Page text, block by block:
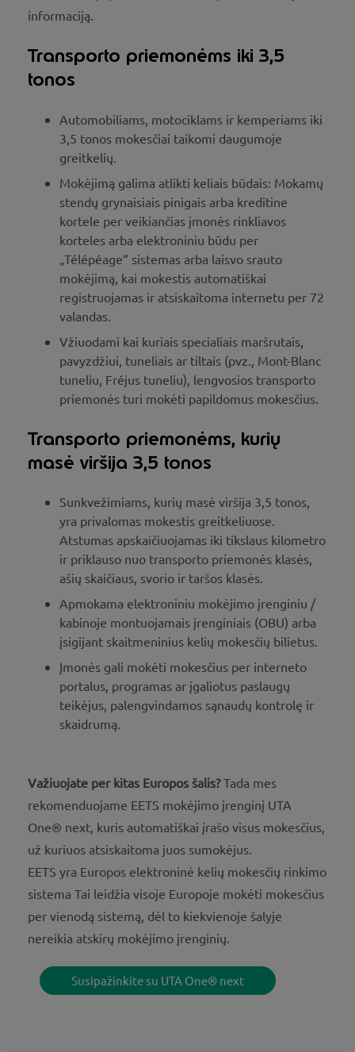
informaciją.
Transporto priemonėms iki 3,5
tonos
Automobiliams, motociklams ir kemperiams iki
3,5 tonos mokesčiai taikomi daugumoje
greitkelių.
Mokėjimą galima atlikti keliais būdais: Mokamų
stendų grynaisiais pinigais arba kreditine
kortele per veikiančias įmonės rinkliavos
korteles arba elektroniniu būdu per
„Télépéage“ sistemas arba laisvo srauto
mokėjimą, kai mokestis automatiškai
registruojamas ir atsiskaitoma internetu per 72
valandas.
Vžiuodami kai kuriais specialiais maršrutais,
pavyzdžiui, tuneliais ar tiltais (pvz., Mont-Blanc
tuneliu, Fréjus tuneliu), lengvosios transporto
priemonės turi mokėti papildomus mokesčius.
Transporto priemonėms, kurių
masė viršija 3,5 tonos
Sunkvežimiams, kurių masė viršija 3,5 tonos,
yra privalomas mokestis greitkeliuose.
Atstumas apskaičiuojamas iki tikslaus kilometro
ir priklauso nuo transporto priemonės klasės,
ašių skaičiaus, svorio ir taršos klasės.
Apmokama elektroniniu mokėjimo įrenginiu /
kabinoje montuojamais įrenginiais (OBU) arba
įsigijant skaitmeninius kelių mokesčių bilietus.
Įmonės gali mokėti mokesčius per interneto
portalus, programas ar įgaliotus paslaugų
teikėjus, palengvindamos sąnaudų kontrolę ir
skaidrumą.
Važiuojate per kitas Europos šalis?Tada mes
rekomenduojame EETS mokėjimo įrenginį UTA
One® next, kuris automatiškai įrašo visus mokesčius,
už kuriuos atsiskaitoma juos sumokėjus.
EETS yra Europos elektroninė kelių mokesčių rinkimo
sistema Tai leidžia visoje Europoje mokėti mokesčius
per vienodą sistemą, dėl to kiekvienoje šalyje
nereikia atskirų mokėjimo įrenginių.
Susipažinkite su UTA One® next